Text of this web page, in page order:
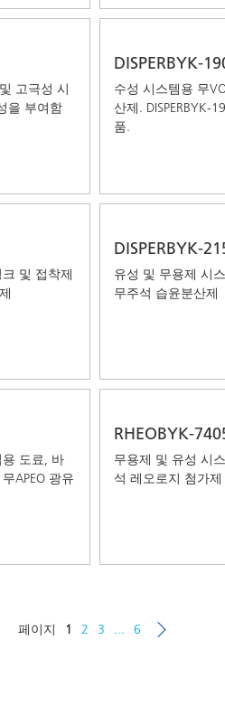
고극성 시
을 부여함
DISPERBYK-
수성 시스템용 무
산제. DISPERBYK-
품.
및 접착제
DISPERBYK-
유성 및 무용제 시
무주석 습윤분산제
도료, 바
APEO 광유
RHEOBYK-
무용제 및 유성 시
석 레오로지 첨가제
페이지 1 2 3 ... 6